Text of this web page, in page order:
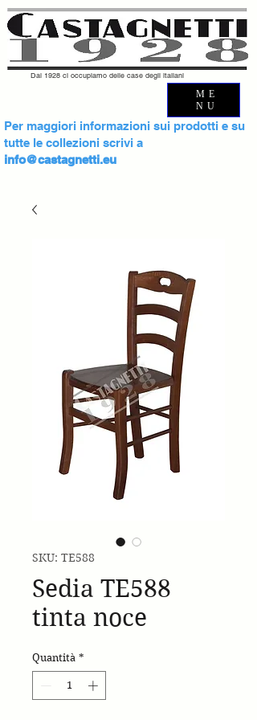
Dal 1928 ci occupiamo delle case degli italiani
Per maggiori informazioni sui prodotti e su
tutte le collezioni scrivi a
info@castagnetti.eu
ME
NU
SKU: TE588
Sedia TE588
tinta noce
Quantità *